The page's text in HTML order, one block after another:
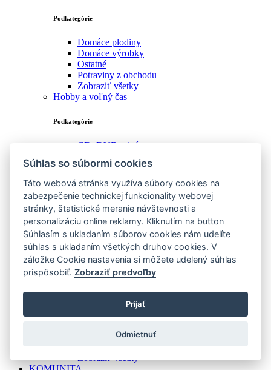
Podkategórie
Domáce plodiny
Domáce výrobky
Ostatné
Potraviny z obchodu
Zobraziť všetky
Hobby a voľný čas
Podkategórie
CD, DVD a iné
Hudobné nástroje
Kreatívna dieľňa
Kurzy a školenia
Kutilská dieľňa
Náradie
Ostatné
Spoločenské hry
Stanovanie a camping
Starožitnosti
Vstupenky
Zážitky
Súhlas so súbormi cookies
Táto webová stránka využíva súbory cookies na
zabezpečenie technickej funkcionality webovej
stránky, štatistické meranie návštevnosti a
personalizáciu online reklamy. Kliknutím na button
Súhlasím s ukladaním súborov cookies nám udelíte
súhlas s ukladaním všetkých druhov cookies. V
záložke Cookie nastavenia si môžete udelený súhlas
prispôsobiť.Zobraziť predvoľby
Prijať
Odmietnuť